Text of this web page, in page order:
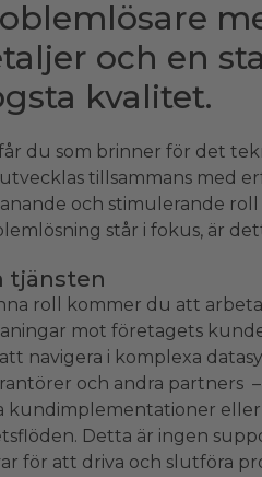
och en
kvalitet.
du som brinner för det
tillsammans med
och stimulerande
står i fokus, är
tjänsten
roll kommer du att
mot företagets
navigera i komplexa
och andra partners
kundimplementationer
Detta är ingen
för att driva och slutföra